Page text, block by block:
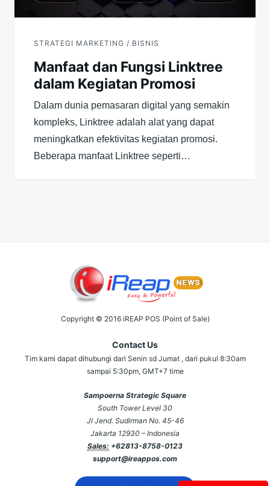
STRATEGI MARKETING / BISNIS
Manfaat dan Fungsi Linktree
dalam Kegiatan Promosi
Dalam dunia pemasaran digital yang semakin
kompleks, Linktree adalah alat yang dapat
meningkatkan efektivitas kegiatan promosi.
Beberapa manfaat Linktree seperti…
Copyright © 2016 iREAP POS (Point of Sale)
Contact Us
Tim kami dapat dihubungi dari Senin sd Jumat , dari pukul 8:30am
sampai 5:30pm, GMT+7 time
Sampoerna Strategic Square
South Tower Level 30
Jl Jend. Sudirman No. 45-46
Jakarta 12930 – Indonesia
Sales: +62813-8758-0123
support@ireappos.com